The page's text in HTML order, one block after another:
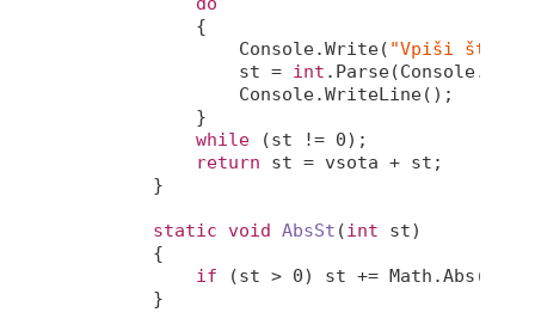
            {
                Console.Write(
"Vpiši
                st =
int
                Console.WriteLine();
            }
while (st != 0);
return st = vsota + st;
        }
static void AbsSt (int st)
        {
if (st > 0) st += Math.Abs(st);
        }